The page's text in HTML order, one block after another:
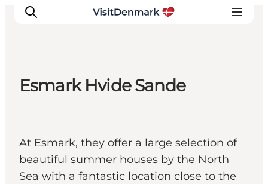
Cosa fare
Dove dormire
Pianifica il viaggio
Esmark Hvide Sande
At Esmark, they offer a large selection of
beautiful summer houses by the North
Sea with a fantastic location close to the